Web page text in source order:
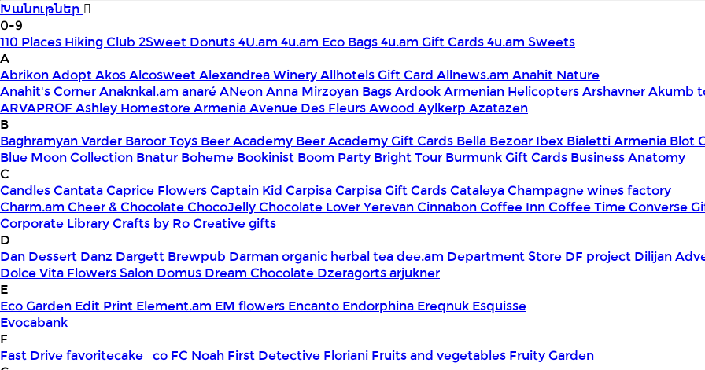
Խանութներ
0-9
110 Places Hiking Club 2Sweet Donuts4U.am 4u.am Eco Bags4u.am Gift Cards4u.am Sweets
A
AbrikonAdoptAkosAlcosweetAlexandrea WineryAllhotels Gift Card Allnews.am Anahit Nature
Anahit's CornerAnaknkal.am anaréANeonAnna Mirzoyan BagsArdookArmenian HelicoptersArshavner Akumb
ARVAPROF Ashley Homestore ArmeniaAvenue Des FleursAwood Aylkerp Azatazen
B
Baghramyan Varder Baroor Toys Beer Academy Beer Academy Gift Cards Bella Bezoar Ibex Bialetti Armenia Blot
Blue Moon Collection Bnatur Boheme Bookinist Boom Party Bright Tour Burmunk Gift Cards Business Anatomy
C
CandlesCantataCaprice FlowersCaptain Kid CarpisaCarpisa Gift CardsCataleyaChampagne wines factory
Charm.am Cheer & ChocolateChocoJellyChocolate Lover YerevanCinnabonCoffee InnCoffee TimeConverse
Corporate LibraryCrafts by RoCreative gifts
D
Dan Dessert Danz Dargett Brewpub Darman organic herbal teadee.am Department Store DF project Dilijan
Dolce Vita Flowers Salon Domus Dream Chocolate Dzeragorts arjukner
E
Eco Garden Edit Print Element.am EM flowers Encanto Endorphina Ereqnuk Esquisse
Evocabank
F
Fast Drivefavoritecake_co FC Noah First Detective Floriani Fruits and vegetables Fruity Garden